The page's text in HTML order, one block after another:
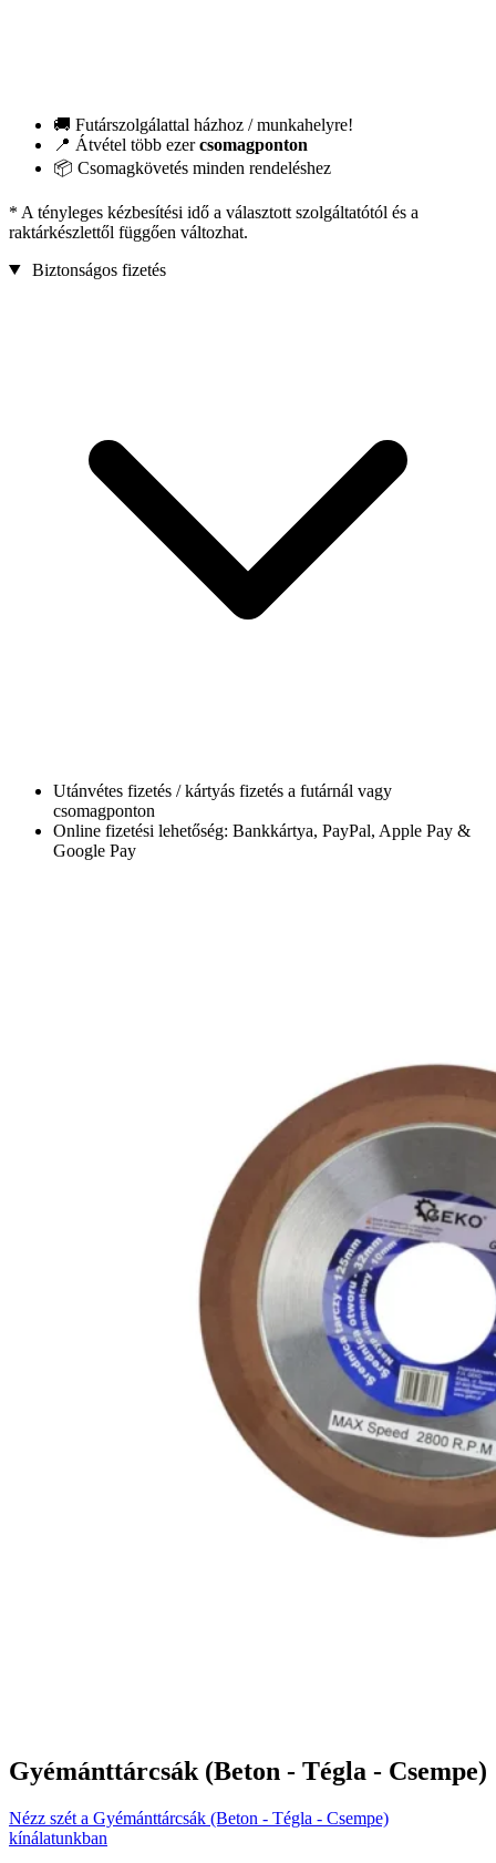
🚚 Futárszolgálattal házhoz / munkahelyre!
📍 Átvétel több ezercsomagponton
📦 Csomagkövetés minden rendeléshez
* A tényleges kézbesítési idő a választott szolgáltatótól és a
raktárkészlettől függően változhat.
Biztonságos fizetés
Utánvétes fizetés / kártyás fizetés a futárnál vagy
csomagponton
Online fizetési lehetőség: Bankkártya, PayPal, Apple Pay &
Google Pay
Gyémánttárcsák (Beton - Tégla - Csempe)
Nézz szét a Gyémánttárcsák (Beton - Tégla - Csempe)
kínálatunkban